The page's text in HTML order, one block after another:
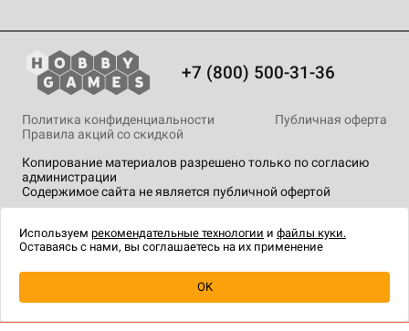
+7 (800) 500-31-36
Копирование материалов разрешено только по согласию
администрации
Содержимое сайта не является публичной офертой
Политика конфиденциальности
Публичная оферта
Правила акций со скидкой
технологии .
Используем рекомендательные технологии и файлы куки.
Оставаясь с нами, вы соглашаетесь на их применение
OK